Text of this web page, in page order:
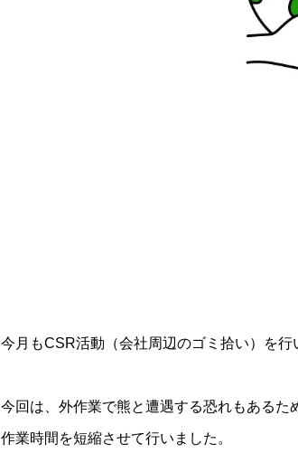
今月もCSR活動（会社周辺のゴミ拾い）を行
今回は、外作業で熊と遭遇する恐れもあるた
作業時間を短縮させて行いました。